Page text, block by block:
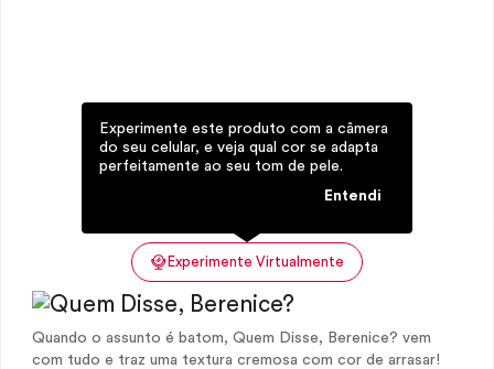
Experimente Virtualmente
Experimente este produto com a câmera
do seu celular, e veja qual cor se adapta
perfeitamente ao seu tom de pele.
Entendi
Quando o assunto é batom, Quem Disse, Berenice? vem
com tudo e traz uma textura cremosa com cor de arrasar!